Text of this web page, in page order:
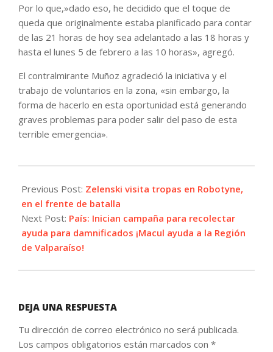
Por lo que,»dado eso, he decidido que el toque de
queda que originalmente estaba planificado para contar
de las 21 horas de hoy sea adelantado a las 18 horas y
hasta el lunes 5 de febrero a las 10 horas», agregó.
El contralmirante Muñoz agradeció la iniciativa y el
trabajo de voluntarios en la zona, «sin embargo, la
forma de hacerlo en esta oportunidad está generando
graves problemas para poder salir del paso de esta
terrible emergencia».
02-
04
Previous Post: Zelenski visita tropas en Robotyne,
en el frente de batalla
Next Post: País: Inician campaña para recolectar
ayuda para damnificados ¡Macul ayuda a la Región
de Valparaíso!
DEJA UNA RESPUESTA
Tu dirección de correo electrónico no será publicada.
Los campos obligatorios están marcados con *